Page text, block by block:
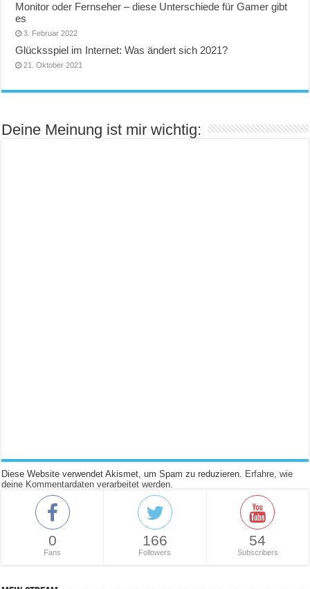
Monitor oder Fernseher – diese Unterschiede für Gamer gibt
es
3. Februar 2022
Glücksspiel im Internet: Was ändert sich 2021?
21. Oktober 2021
Deine Meinung ist mir wichtig:
Diese Website verwendet Akismet, um Spam zu reduzieren. Erfahre, wie
deine Kommentardaten verarbeitet werden.
0
Fans
166
Followers
54
Subscribers